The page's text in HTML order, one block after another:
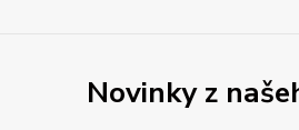
Novinky z